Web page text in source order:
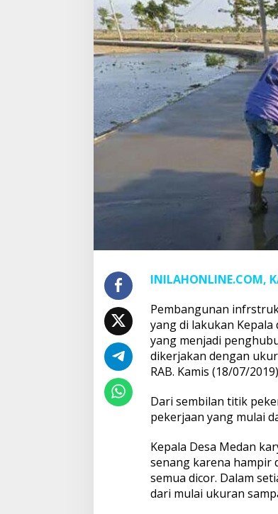
INILAHONLINE.COM,
Pembangunan
yang di lakukan Kepala
yang menjadi
dikerjakan dengan
RAB. Kamis (18/07/
Dari sembilan titik
pekerjaan yang mulai
Kepala Desa Medan
senang karena hampir
semua dicor. Dalam
dari mulai ukuran